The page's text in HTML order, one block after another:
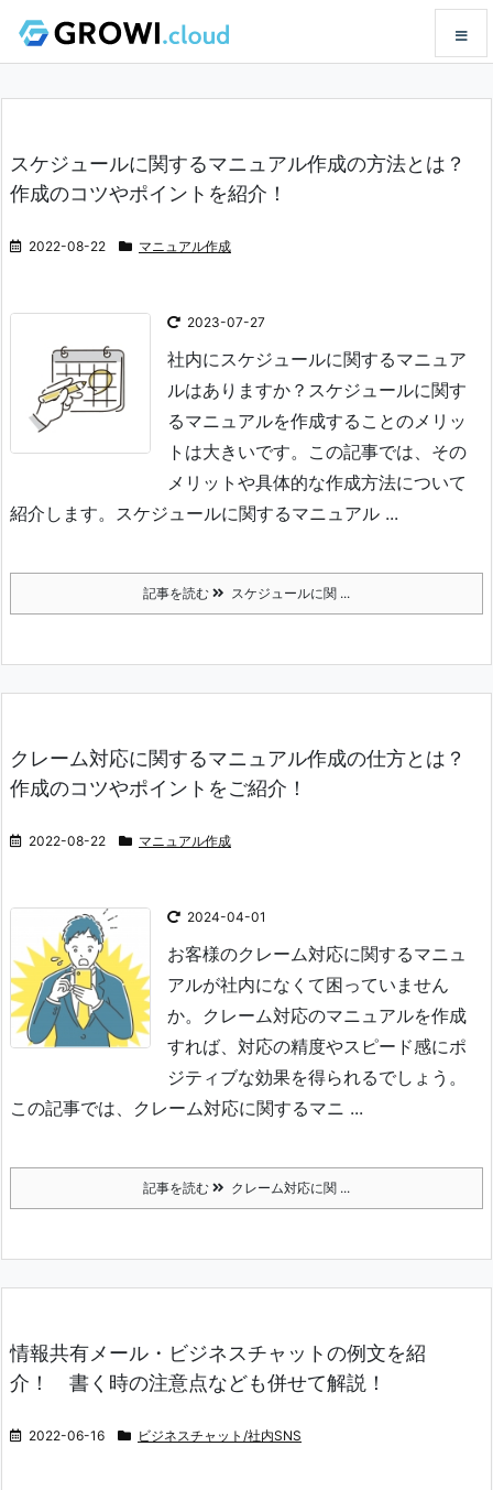
サイド
検索
スケジュールに関するマニュアル作成の方法とは？
作成のコツやポイントを紹介！
2022-08-22 マニュアル作成
2023-07-27
社内にスケジュールに関するマニュア
ルはありますか？スケジュールに関す
るマニュアルを作成することのメリッ
トは大きいです。 この記事では、その
メリットや具体的な作成方法について
紹介します。 スケジュールに関するマニュアル ...
記事を読む スケジュールに関 ...
クレーム対応に関するマニュアル作成の仕方とは？
作成のコツやポイントをご紹介！
2022-08-22 マニュアル作成
2024-04-01
お客様のクレーム対応に関するマニュ
アルが社内になくて困っていません
か。 クレーム対応のマニュアルを作成
すれば、対応の精度やスピード感にポ
ジティブな効果を得られるでしょう。
この記事では、クレーム対応に関するマニ ...
記事を読む クレーム対応に関 ...
情報共有メール・ビジネスチャットの例文を紹
介！ 書く時の注意点なども併せて解説！
2022-06-16 ビジネスチャット/社内SNS